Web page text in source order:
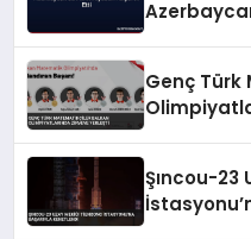
Genç
Şıncou-23